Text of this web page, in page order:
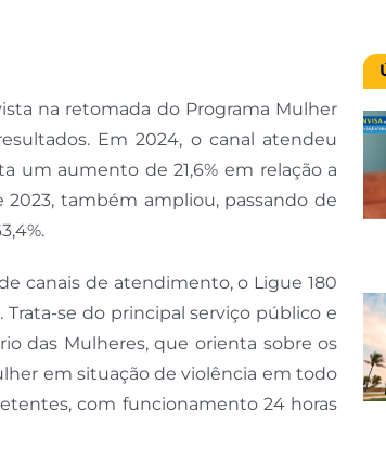
na retomada do Programa Mulher
Em 2024, o canal atendeu
um aumento de 21,6% em relação a
também ampliou, passando de
canais de atendimento, o Ligue 180
se do principal serviço público e
das Mulheres, que orienta sobre os
em situação de violência em todo
com funcionamento 24 horas